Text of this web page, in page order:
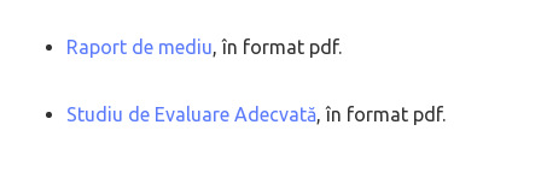
Raport de mediu, în format pdf.
Studiu de Evaluare Adecvată, în format pdf.